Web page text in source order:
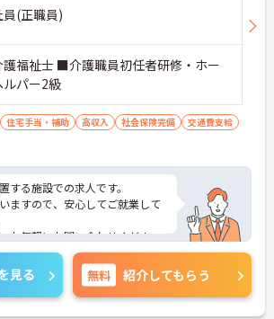
員(正職員)
福祉士 ■介護職員初任者研修・ホー
ルパー2級
住宅手当・補助 高収入 社会保険完備
交通費支給
する施設での求人です。
ますので、安心してご就業して
お気軽にお問い合わせくださ
見る 無料 紹介してもらう